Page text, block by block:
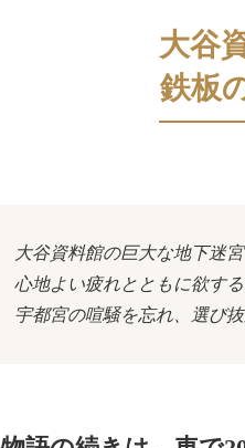
大谷
鉄板
大谷資料館の巨大な地下迷
心地よい疲れとともに欲す
宇都宮の喧騒を忘れ、選び